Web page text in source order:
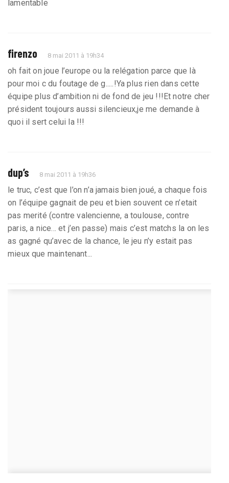
lamentable
firenzo 8 mai 2011 à 19h34
oh fait on joue l’europe ou la relégation parce que là
pour moi c du foutage de g.....!Ya plus rien dans cette
équipe plus d’ambition ni de fond de jeu !!!Et notre cher
président toujours aussi silencieux,je me demande à
quoi il sert celui la !!!
dup’s 8 mai 2011 à 19h36
le truc, c’est que l’on n’a jamais bien joué, a chaque fois
on l’équipe gagnait de peu et bien souvent ce n’etait
pas merité (contre valencienne, a toulouse, contre
paris, a nice... et j’en passe) mais c’est matchs la on les
as gagné qu’avec de la chance, le jeu n’y estait pas
mieux que maintenant...